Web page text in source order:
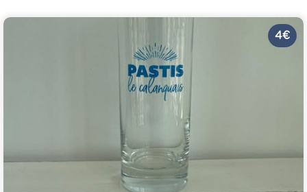
4 €